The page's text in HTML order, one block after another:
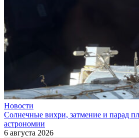
Новости
Солнечные вихри, затмение и парад
астрономии
6 августа 2026